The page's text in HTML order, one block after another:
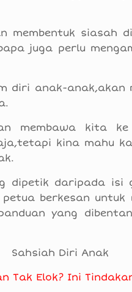
membentuk siasah
juga perlu
diri anak-
membawa kita
kina mahu
dipetik daripada isi
petua berkesan
yang
Tak Elok? Ini